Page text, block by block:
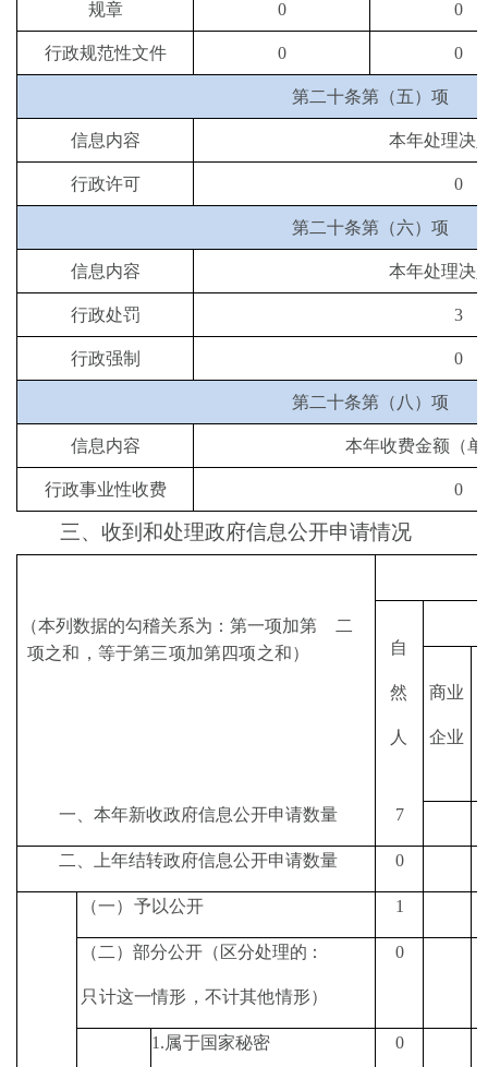
规章 0 0
行政规范性文件 0 0
第二十条第（五）项
信息内容 本年处理决
行政许可 0
第二十条第（六）项
信息内容 本年处理决
行政处罚 3
行政强制 0
第二十条第（八）项
信息内容 本年收费金额（
行政事业性收费 0
三、收到和处理政府信息公开申请情况
（本列数据的勾稽关系为：第一项加第
二
项之和，等于第三项加第四项之和） 自
然
人
商业
企业
一、本年新收政府信息公开申请数量 7
二、上年结转政府信息公开申请数量 0
（一） 予以公开 1
（ 二 ）部分公开（ 区分处理的：
只计这一情形，不计其他情形）
0
1.属于国家秘密 0